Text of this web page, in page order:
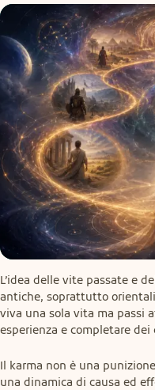
L’idea delle vite passate e
antiche, soprattutto
viva una sola vita ma passi
esperienza e completare dei
Il karma non è una
una dinamica di causa ed